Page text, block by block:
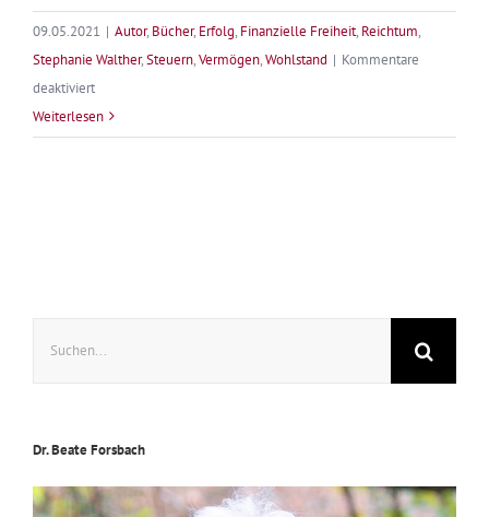
09.05.2021 | Autor, Bücher, Erfolg, Finanzielle Freiheit, Reichtum,
Stephanie Walther,Steuern,Vermögen,Wohlstand | Kommentare
deaktiviertfür
Das
Steuergeheimnis
Weiterlesen
nach:
Dr. Beate Forsbach